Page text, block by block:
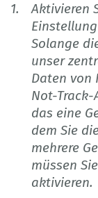
Aktivieren
Einstellung
Solange
unser
Daten von
Not-
das eine
dem Sie
mehrere
müssen
aktivieren.